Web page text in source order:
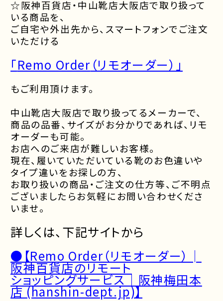
☆阪神百貨店・中山靴店大阪店で取り扱って
いる商品を、
ご自宅や外出先から、スマートフォンでご注文
いただける
「Remo Order （リモオーダー）」
もご利用頂けます。
中山靴店大阪店で取り扱ってるメーカーで、
商品の品番、サイズがお分かりであれば、リモ
オーダーも可能。
お店へのご来店が難しいお客様。
現在、履いていただいている靴のお色違いや
タイプ違いをお探しの方、
お取り扱いの商品・ご注文の仕方等、ご不明点
ございましたらお気軽にお問い合わせくださ
いませ。
詳しくは、下記サイトから
●【Remo Order（リモオーダー）│
阪神百貨店のリモート
ショッピングサービス｜阪神梅田本
店 (hanshin-dept.jp)】